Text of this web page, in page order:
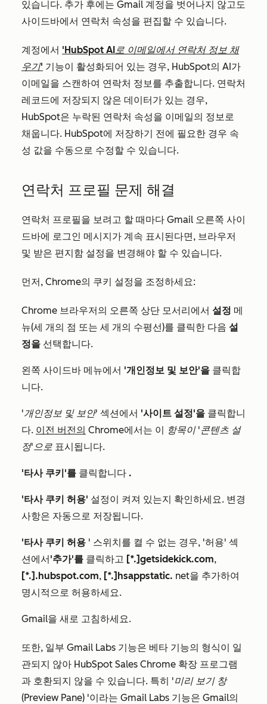
있습니다. 추가 후에는 Gmail 계정을 벗어나지 않고도
사이드바에서 연락처 속성을 편집할 수 있습니다.
계정에서 'HubSpot AI로 이메일에서 연락처 정보 채
우기' 기능이 활성화되어 있는 경우, HubSpot의 AI가
이메일을 스캔하여 연락처 정보를 추출합니다. 연락처
레코드에 저장되지 않은 데이터가 있는 경우,
HubSpot은 누락된 연락처 속성을 이메일의 정보로
채웁니다. HubSpot에 저장하기 전에 필요한 경우 속
성 값을 수동으로 수정할 수 있습니다.
연락처 프로필 문제 해결
연락처 프로필을 보려고 할 때마다 Gmail 오른쪽 사이
드바에 로그인 메시지가 계속 표시된다면, 브라우저
및 받은 편지함 설정을 변경해야 할 수 있습니다.
먼저, Chrome의 쿠키 설정을 조정하세요:
Chrome 브라우저의 오른쪽 상단 모서리에서 설정 메
뉴(세 개의 점 또는 세 개의 수평선)를 클릭한 다음 설
정을 선택합니다.
왼쪽 사이드바 메뉴에서 '개인정보 및 보안'을 클릭합
니다.
'개인정보 및 보안' 섹션에서 '사이트 설정'을 클릭합니
다. 이전 버전의 Chrome에서는 이 항목이 '콘텐츠 설
정'으로 표시됩니다.
'타사 쿠키'를 클릭합니다 .
'타사 쿠키 허용' 설정이 켜져 있는지 확인하세요. 변경
사항은 자동으로 저장됩니다.
'타사 쿠키 허용 ' 스위치를 켤 수 없는 경우, '허용' 섹
션에서'추가'를 클릭하고 [*.]getsidekick.com,
[*.].hubspot.com, [*.]hsappstatic. net을 추가하여
명시적으로 허용하세요.
Gmail을 새로 고침하세요.
또한, 일부 Gmail Labs 기능은 베타 기능의 형식이 일
관되지 않아 HubSpot Sales Chrome 확장 프로그램
과 호환되지 않을 수 있습니다. 특히 '미리 보기 창
(Preview Pane) '이라는 Gmail Labs 기능은 Gmail의